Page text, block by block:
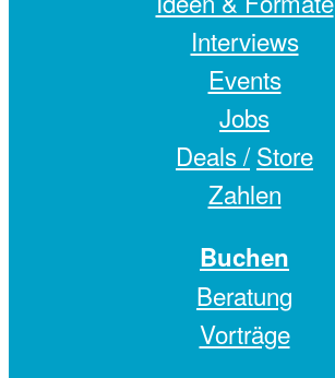
Interviews
Events
Jobs
Deals / Store
Zahlen
Buchen
Beratung
Vorträge